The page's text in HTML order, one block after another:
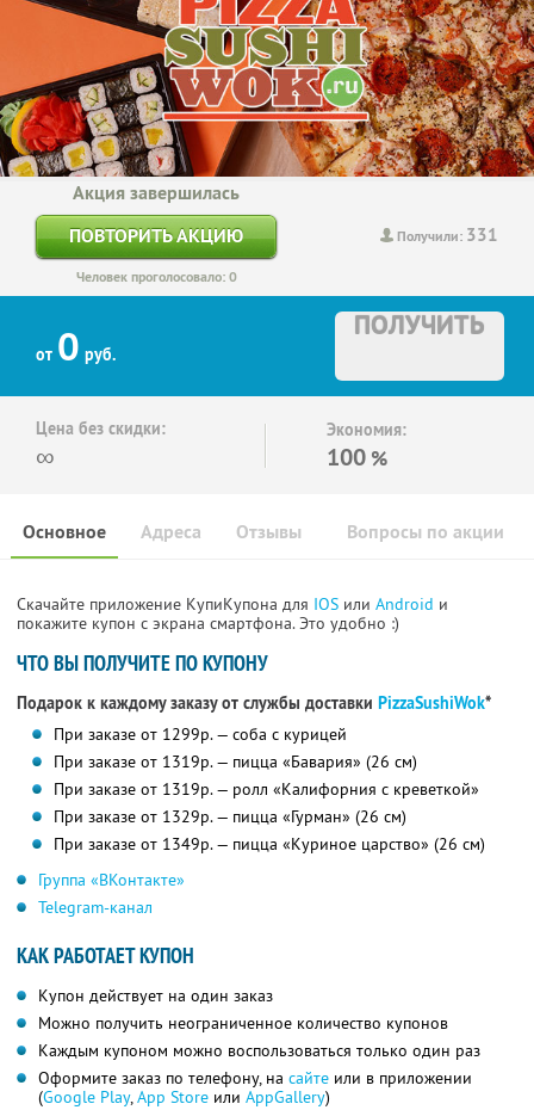
Получили: 331
Акция завершилась
ПОВТОРИТЬ АКЦИЮ
Человек проголосовало: 0
от 0 руб.
ПОЛУЧИТЬ
Цена без скидки:
∞
Экономия:
100 %
Основное Отзывы Вопросы по акции
Адреса
Скачайте приложение КупиКупона для IOS или Android и
покажите купон с экрана смартфона. Это удобно :)
ЧТО ВЫ ПОЛУЧИТЕ ПО КУПОНУ
Подарок к каждому заказу от службы доставки PizzaSushiWok*
При заказе от 1299р. — соба с курицей
При заказе от 1319р. — пицца «Бавария» (26 см)
При заказе от 1319р. — ролл «Калифорния с креветкой»
При заказе от 1329р. — пицца «Гурман» (26 см)
При заказе от 1349р. — пицца «Куриное царство» (26 см)
Группа «ВКонтакте»
Telegram-канал
КАК РАБОТАЕТ КУПОН
Купон действует на один заказ
Можно получить неограниченное количество купонов
Каждым купоном можно воспользоваться только один раз
Оформите заказ по телефону, на сайте или в приложении
(Google Play,App Store или AppGallery)